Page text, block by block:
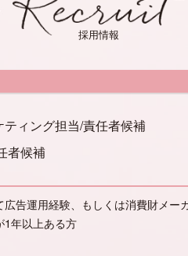
採用情報
ィング担当/責任者候補
者候補
広告運用経験、もしくは消費財メー
1年以上ある方